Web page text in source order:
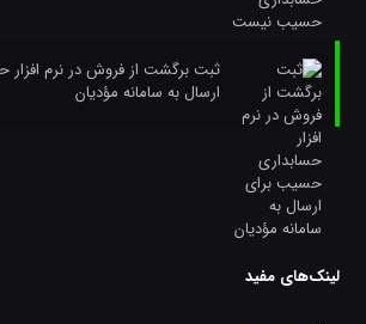
ثبت برگشت از فروش در نرم
ارسال به سامانه مؤدیان
لینک‌های مفید